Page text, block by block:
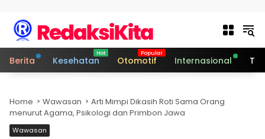
Berita Kesehatan Otomotif Internasional
Home Wawasan
Arti Mimpi Dikasih Roti Sama Orang
menurut Agama, Psikologi dan Primbon Jawa
Wawasan